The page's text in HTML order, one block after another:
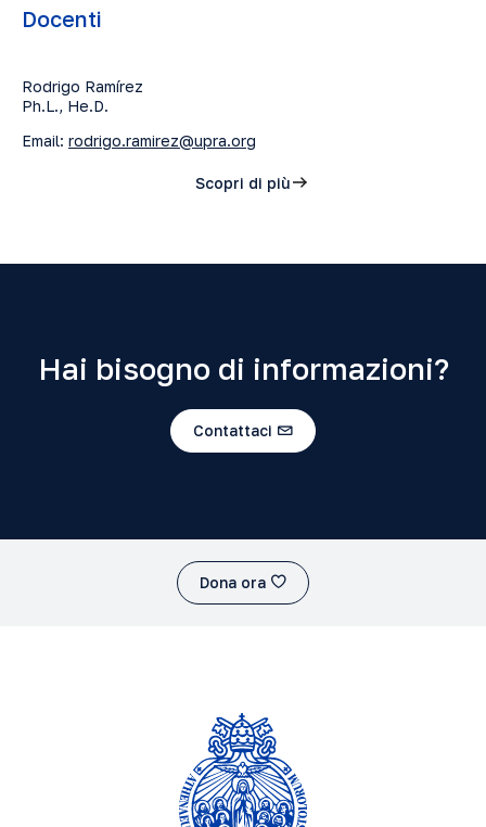
Docenti
Rodrigo Ramírez
Ph.L., He.D.
Email: rodrigo.ramirez@upra.org
Scopri di più
Hai bisogno di informazioni?
Contattaci
Dona ora